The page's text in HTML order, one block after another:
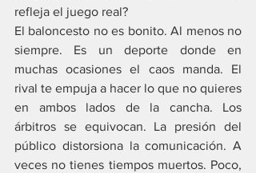
refleja el juego real?
El baloncesto no es bonito. Al menos no
siempre. Es un deporte donde en
muchas ocasiones el caos manda. El
rival te empuja a hacer lo que no quieres
en ambos lados de la cancha. Los
árbitros se equivocan. La presión del
público distorsiona la comunicación. A
veces no tienes tiempos muertos. Poco,